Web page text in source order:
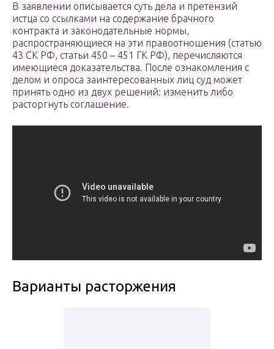
В заявлении описывается суть дела и претензий
истца со ссылками на содержание брачного
контракта и законодательные нормы,
распространяющиеся на эти правоотношения (статью
43 СК РФ, статьи 450 – 451 ГК РФ), перечисляются
имеющиеся доказательства. После ознакомления с
делом и опроса заинтересованных лиц суд может
принять одно из двух решений: изменить либо
расторгнуть соглашение.
Варианты расторжения